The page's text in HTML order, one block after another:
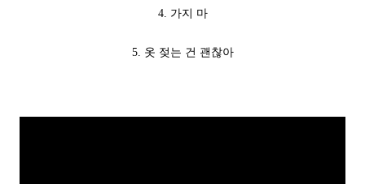
4. 가지 마
5. 옷 젖는 건 괜찮아